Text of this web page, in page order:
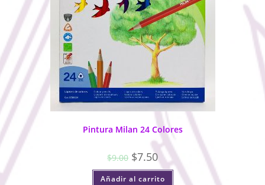
Pintura Milan 24 Colores
$9.00 $7.50
Añadir al carrito